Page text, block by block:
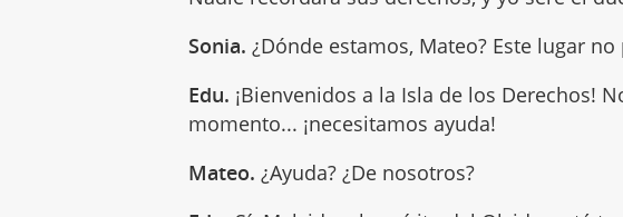
Sonia.¿Dónde estamos, Mateo? Este lugar
Edu. ¡Bienvenidos a la Isla de los Derechos!
momento... ¡necesitamos ayuda!
Mateo.¿Ayuda? ¿De nosotros?